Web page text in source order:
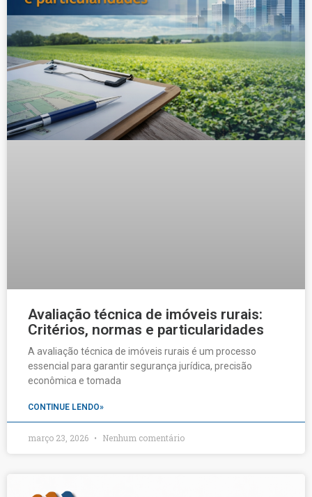
Avaliação técnica de imóveis rurais:
Critérios, normas e particularidades
A avaliação técnica de imóveis rurais é um processo
essencial para garantir segurança jurídica, precisão
econômica e tomada
CONTINUE LENDO»
março 23, 2026 Nenhum comentário